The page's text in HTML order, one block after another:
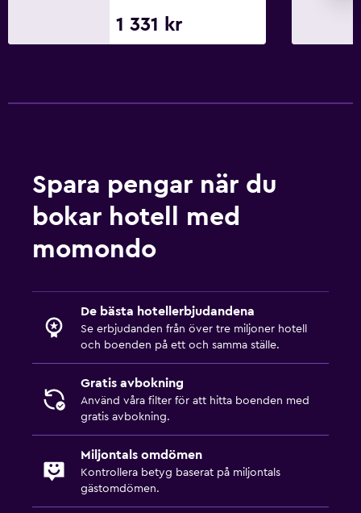
1 331 kr
Spara pengar när du
bokar hotell med
momondo
De bästa hotellerbjudandena
Se erbjudanden från över tre miljoner hotell
och boenden på ett och samma ställe.
Gratis avbokning
Använd våra filter för att hitta boenden med
gratis avbokning.
Miljontals omdömen
Kontrollera betyg baserat på miljontals
gästomdömen.